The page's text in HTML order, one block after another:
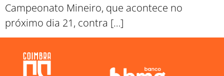
Campeonato Mineiro, que acontece no
próximo dia 21, contra […]